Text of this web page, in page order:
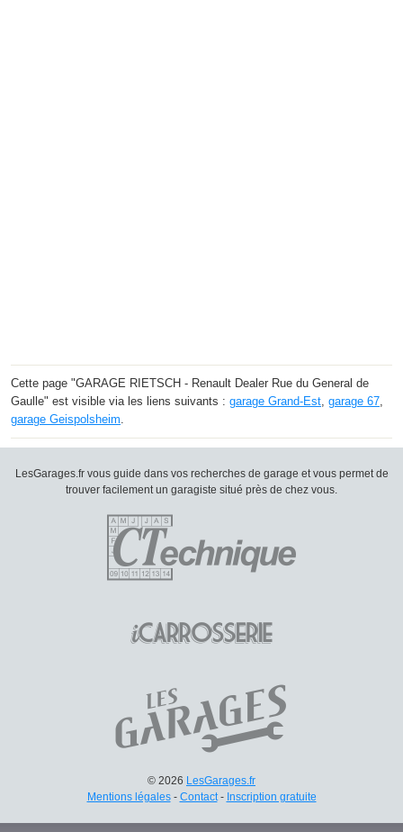
Cette page "GARAGE RIETSCH - Renault Dealer Rue du General de
Gaulle" est visible via les liens suivants : garage Grand-Est garage 67
garage Geispolsheim
LesGarages.fr vous guide dans vos recherches de garage et vous permet de
trouver facilement un garagiste situé près de chez vous.
© 2026 LesGarages.fr
Mentions légales- Contact- Inscription gratuite